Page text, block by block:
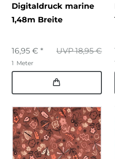
Digitaldruck marine
1,48m Breite
UVP 18,95 €
16,95 € *
1 Meter